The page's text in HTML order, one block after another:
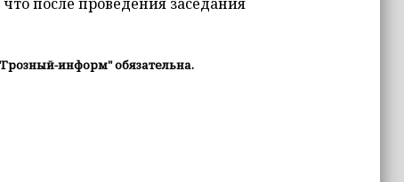
информ" обязательна.